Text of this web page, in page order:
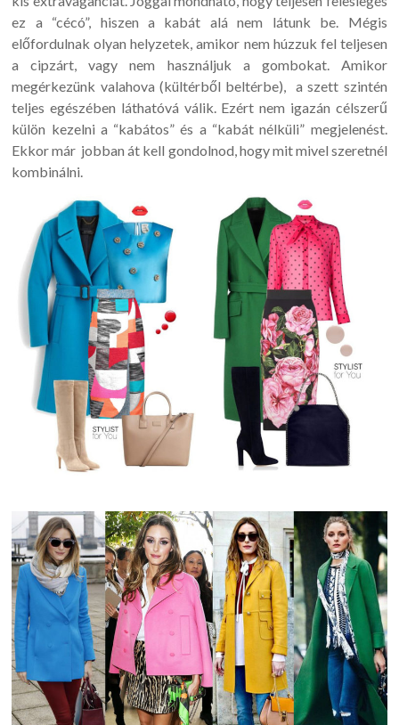
ez a “cécó”, hiszen a kabát alá nem látunk be. Mégis
előfordulnak olyan helyzetek, amikor nem húzzuk fel teljesen
a cipzárt, vagy nem használjuk a gombokat. Amikor
megérkezünk valahova (kültérből beltérbe), a szett szintén
teljes egészében láthatóvá válik. Ezért nem igazán célszerű
külön kezelni a “kabátos” és a “kabát nélküli” megjelenést.
Ekkor már jobban át kell gondolnod, hogy mit mivel szeretnél
kombinálni.